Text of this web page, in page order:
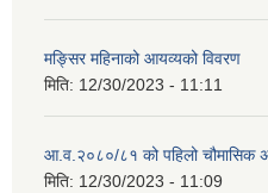
मङ्सिर महिनाको आयव्यको विवरण
मिति: 12/30/2023 - 11:11
आ.व.२०८०/८१ को पहिलो चौमासिक
मिति: 12/30/2023 - 11:09